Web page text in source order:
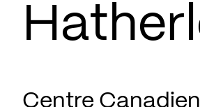
Centre